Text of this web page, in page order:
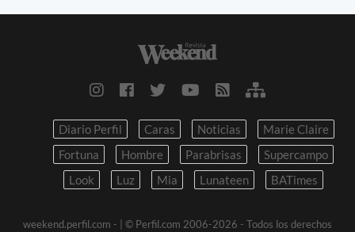
Diario Perfil Caras Noticias
Marie Claire
Fortuna
Hombre Parabrisas
Supercampo
Look
Luz Mia Lunateen BATimes
weekend.perfil.com -
| © Perfil.com 2006-2026 - Todos los derechos